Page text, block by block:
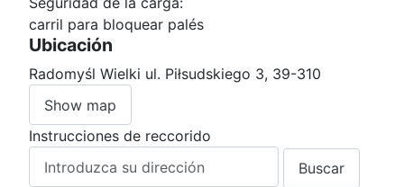
carril para bloquear palés
Ubicación
Radomyśl Wielki ul. Piłsudskiego 3, 39-310
Show map
Instrucciones de reccorido